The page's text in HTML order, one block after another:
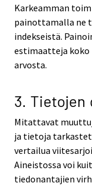
Karkeamman
painottamalla ne
indekseistä.
estimaatteja koko
arvosta.
3. Tietojen
Mitattavat
ja tietoja
vertailua
Aineistossa voi
tiedonantajien